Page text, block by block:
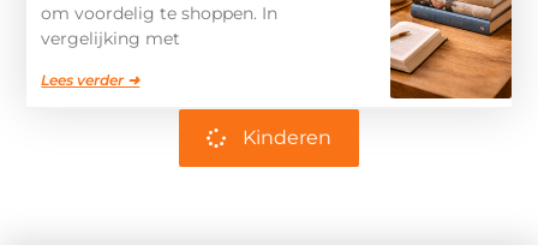
om voordelig te shoppen. In
vergelijking met
Lees verder ➜
Kinderen